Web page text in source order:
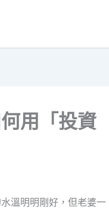
用「投資
溫明明剛好，但老婆一